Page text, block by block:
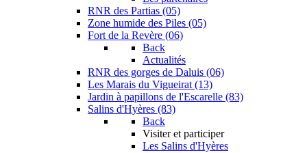
RNR des Partias (05)
Zone humide des Piles (05)
Fort de la Revère (06)
Back
Actualités
RNR des gorges de Daluis (06)
Les Marais du Vigueirat (13)
Jardin à papillons de l'Escarelle (83)
Salins d'Hyères (83)
Back
Visiter et participer
Les Salins d'Hyères